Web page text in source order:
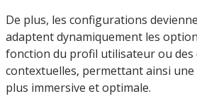
De plus, les configurations
adaptent dynamiquement les
fonction du profil utilisateur ou des
contextuelles, permettant ainsi une
plus immersive et optimale.